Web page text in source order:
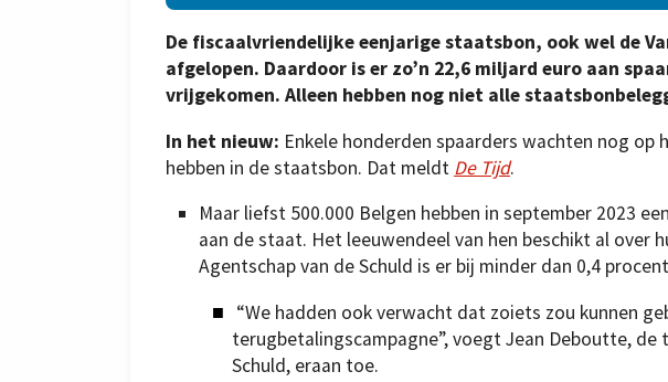
De fiscaalvriendelijke eenjarige staatsbon, ook wel de
afgelopen. Daardoor is er zo’n 22,6 miljard euro aan
vrijgekomen. Alleen hebben nog niet alle
In het nieuw: Enkele honderden spaarders wachten nog
hebben in de staatsbon. Dat meldt De Tijd.
Maar liefst 500.000 Belgen hebben in september 2023
aan de staat. Het leeuwendeel van hen beschikt al over
Agentschap van de Schuld is er bij minder dan 0,4
“We hadden ook verwacht dat zoiets zou kunnen
terugbetalingscampagne”, voegt Jean Deboutte, de
Schuld, eraan toe.